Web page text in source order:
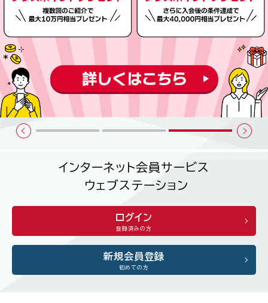
インターネット会員サービス
ウェブステーション
ログイン
登録済みの方
新規会員登録
初めての方